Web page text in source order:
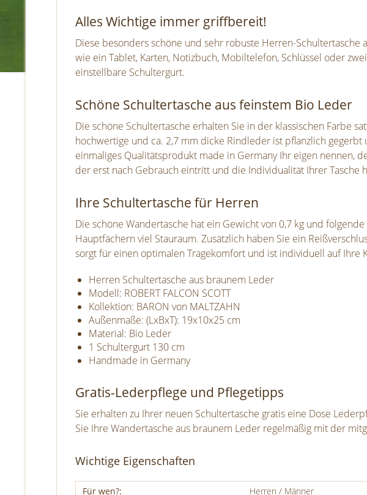
Alles Wichtige immer griffbereit!
Diese besonders schöne und sehr robuste Herren-
wie ein Tablet, Karten, Notizbuch, Mobiltelefon, Schlüssel oder
einstellbare Schultergurt.
Schöne Schultertasche aus feinstem Bio Leder
Die schöne Schultertasche erhalten Sie in der klassischen Farbe
hochwertige und ca. 2,7 mm dicke Rindleder ist pflanzlich
einmaliges Qualitätsprodukt made in Germany Ihr eigen nennen,
der erst nach Gebrauch eintritt und die Individualität Ihrer Tasche
Ihre Schultertasche für Herren
Die schöne Wandertasche hat ein Gewicht von 0,7 kg und
Hauptfächern viel Stauraum. Zusätzlich haben Sie ein
sorgt für einen optimalen Tragekomfort und ist individuell auf Ihre
Herren Schultertasche aus braunem Leder
Modell: ROBERT FALCON SCOTT
Kollektion: BARON von MALTZAHN
Außenmaße: (LxBxT): 19x10x25 cm
Material: Bio Leder
1 Schultergurt 130 cm
Handmade in Germany
Gratis-Lederpflege und Pflegetipps
Sie erhalten zu Ihrer neuen Schultertasche gratis eine Dose
Sie Ihre Wandertasche aus braunem Leder regelmäßig mit der
Wichtige Eigenschaften
Für wen?:
Herren / Männer